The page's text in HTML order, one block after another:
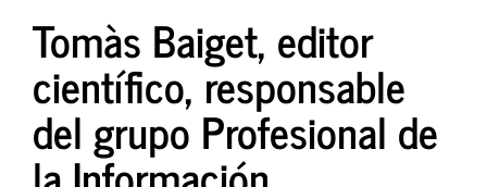
Tomàs Baiget, editor
científico, responsable
del grupo Profesional de